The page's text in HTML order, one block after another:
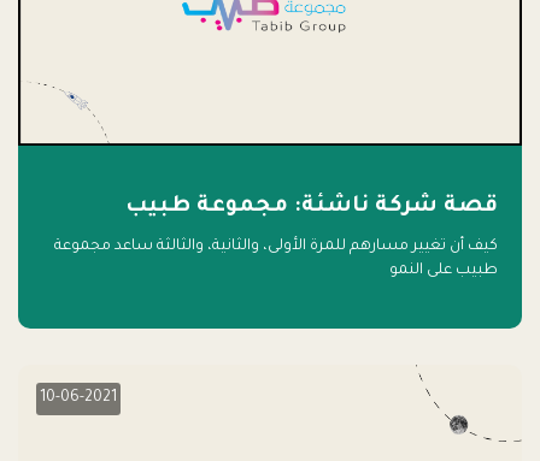
قصة شركة ناشئة: مجموعة طبيب
كيف أن تغيير مسارهم للمرة الأولى، والثانية، والثالثة ساعد مجموعة
طبيب على النمو
10-06-2021